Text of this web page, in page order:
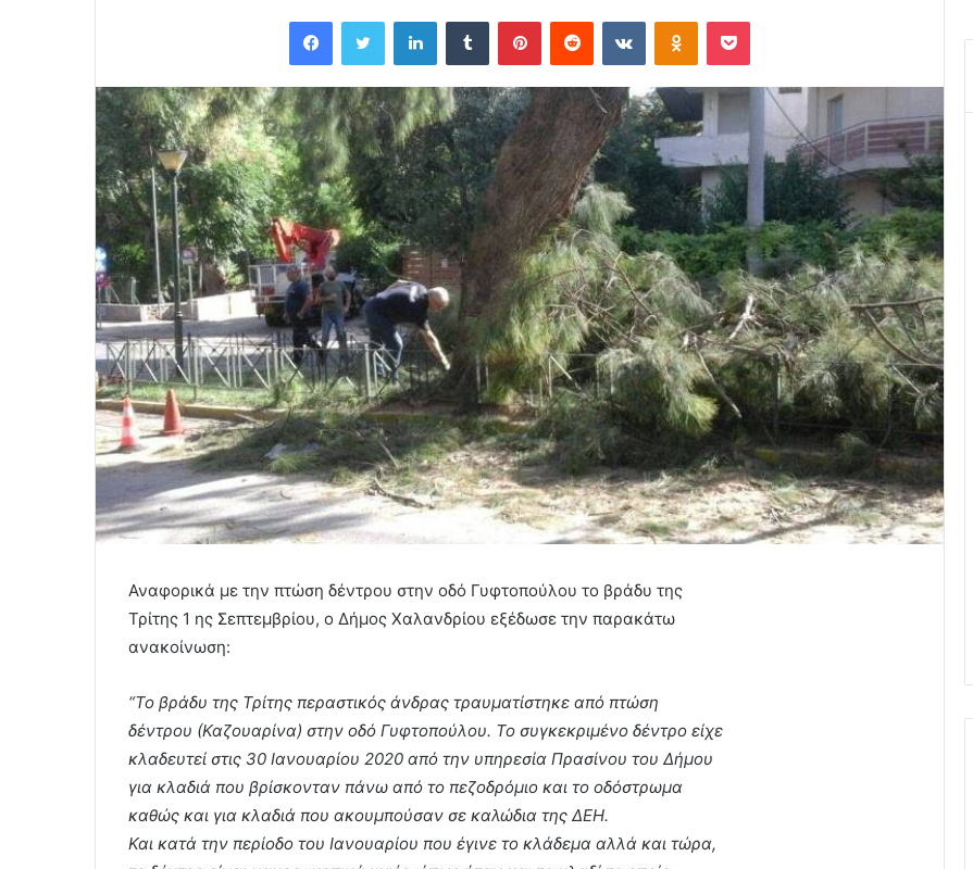
Αναφορικά με την πτώση δέντρου στην οδό Γυφτοπούλου το βράδυ της
Τρίτης 1 ης Σεπτεμβρίου, ο Δήμος Χαλανδρίου εξέδωσε την παρακάτω
ανακοίνωση:
“Το βράδυ της Τρίτης περαστικός άνδρας τραυματίστηκε από πτώση
δέντρου (Καζουαρίνα) στην οδό Γυφτοπούλου. Το συγκεκριμένο δέντρο είχε
κλαδευτεί στις 30 Ιανουαρίου 2020 από την υπηρεσία Πρασίνου του Δήμου
για κλαδιά που βρίσκονταν πάνω από το πεζοδρόμιο και το οδόστρωμα
καθώς και για κλαδιά που ακουμπούσαν σε καλώδια της ΔΕΗ.
Και κατά την περίοδο του Ιανουαρίου που έγινε το κλάδεμα αλλά και τώρα,